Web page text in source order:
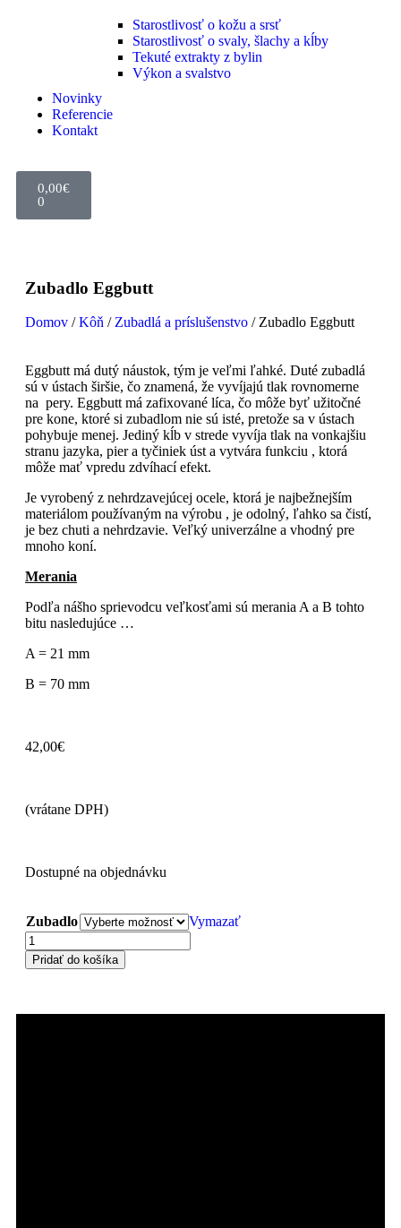
Starostlivosť o kožu a srsť
Starostlivosť o svaly, šlachy a kĺby
Tekuté extrakty z bylin
Výkon a svalstvo
Novinky
Referencie
Kontakt
0,00€
0
Zubadlo Eggbutt
Domov /Kôň / Zubadlá a príslušenstvo / Zubadlo Eggbutt
Eggbutt má dutý náustok, tým je veľmi ľahké. Duté zubadlá
sú v ústach širšie, čo znamená, že vyvíjajú tlak rovnomerne
na pery. Eggbutt má zafixované líca, čo môže byť užitočné
pre kone, ktoré si zubadlom nie sú isté, pretože sa v ústach
pohybuje menej. Jediný kĺb v strede vyvíja tlak na vonkajšiu
stranu jazyka, pier a tyčiniek úst a vytvára funkciu , ktorá
môže mať vpredu zdvíhací efekt.
Je vyrobený z nehrdzavejúcej ocele, ktorá je najbežnejším
materiálom používaným na výrobu , je odolný, ľahko sa čistí,
je bez chuti a nehrdzavie. Veľký univerzálne a vhodný pre
mnoho koní.
Merania
Podľa nášho sprievodcu veľkosťami sú merania A a B tohto
bitu nasledujúce …
A = 21 mm
B = 70 mm
42,00€
(vrátane DPH)
Dostupné na objednávku
Zubadlo Vymazať
Pridať do košíka